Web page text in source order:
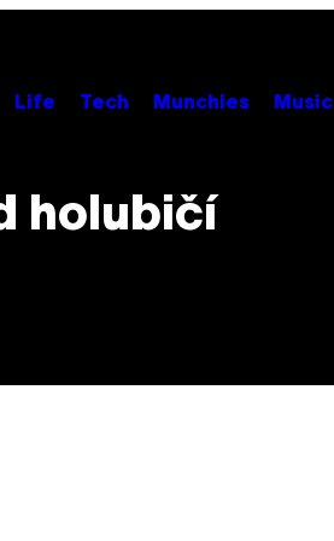
Life Tech Munchies Music
holubičí